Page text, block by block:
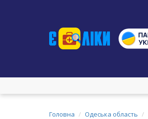
Головна Одеська область